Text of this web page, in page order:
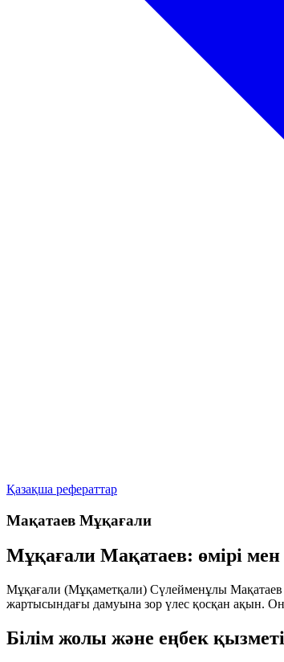
Қазақша рефераттар
Мақатаев Мұқағали
Мұқағали Мақатаев: өмірі
Мұқағали (Мұқаметқали) Сүлейменұлы
жартысындағы дамуына зор үлес қосқан ақын.
Білім жолы және еңбек қызметі